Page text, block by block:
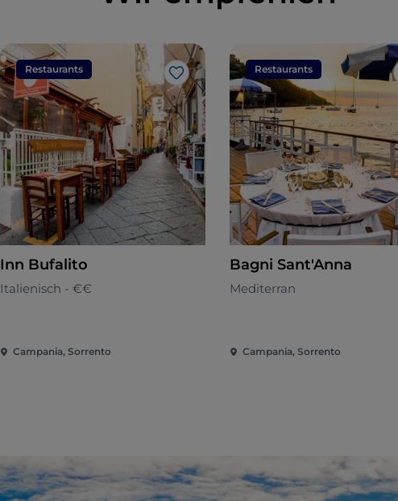
Restaurants
Like
Inn Bufalito
Italienisch - €€
Campania, Sorrento
Restaurants
Bagni Sant'Anna
Mediterran
Campania, Sorrento